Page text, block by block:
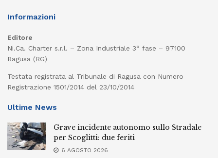
Informazioni
Editore
Ni.Ca. Charter s.r.l. – Zona Industriale 3° fase – 97100
Ragusa (RG)
Testata registrata al Tribunale di Ragusa con Numero
Registrazione 1501/2014 del 23/10/2014
Ultime News
Grave incidente autonomo sullo Stradale
per Scoglitti: due feriti
6 AGOSTO 2026